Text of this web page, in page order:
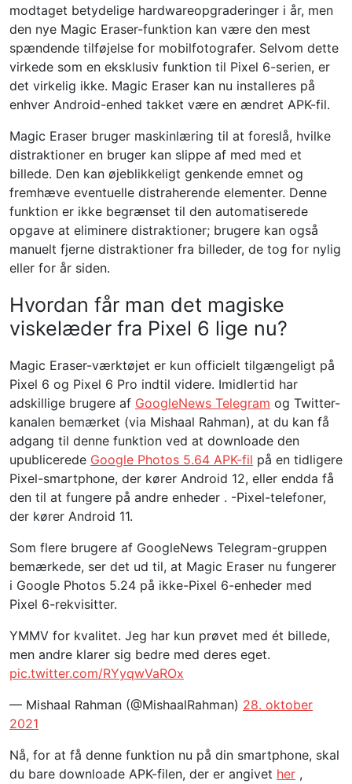
modtaget betydelige hardwareopgraderinger i år, men
den nye Magic Eraser-funktion kan være den mest
spændende tilføjelse for mobilfotografer. Selvom dette
virkede som en eksklusiv funktion til Pixel 6-serien, er
det virkelig ikke. Magic Eraser kan nu installeres på
enhver Android-enhed takket være en ændret APK-fil.
Magic Eraser bruger maskinlæring til at foreslå, hvilke
distraktioner en bruger kan slippe af med med et
billede. Den kan øjeblikkeligt genkende emnet og
fremhæve eventuelle distraherende elementer. Denne
funktion er ikke begrænset til den automatiserede
opgave at eliminere distraktioner; brugere kan også
manuelt fjerne distraktioner fra billeder, de tog for nylig
eller for år siden.
Hvordan får man det magiske
viskelæder fra Pixel 6 lige nu?
Magic Eraser-værktøjet er kun officielt tilgængeligt på
Pixel 6 og Pixel 6 Pro indtil videre. Imidlertid har
adskillige brugere af GoogleNews Telegram og Twitter-
kanalen bemærket (via Mishaal Rahman), at du kan få
adgang til denne funktion ved at downloade den
upublicerede Google Photos 5.64 APK-fil på en tidligere
Pixel-smartphone, der kører Android 12, eller endda få
den til at fungere på andre enheder . -Pixel-telefoner,
der kører Android 11.
Som flere brugere af GoogleNews Telegram-gruppen
bemærkede, ser det ud til, at Magic Eraser nu fungerer
i Google Photos 5.24 på ikke-Pixel 6-enheder med
Pixel 6-rekvisitter.
YMMV for kvalitet. Jeg har kun prøvet med ét billede,
men andre klarer sig bedre med deres eget.
pic.twitter.com/RYyqwVaROx
— Mishaal Rahman (@MishaalRahman) 28. oktober
2021
Nå, for at få denne funktion nu på din smartphone, skal
du bare downloade APK-filen, der er angivet her ,